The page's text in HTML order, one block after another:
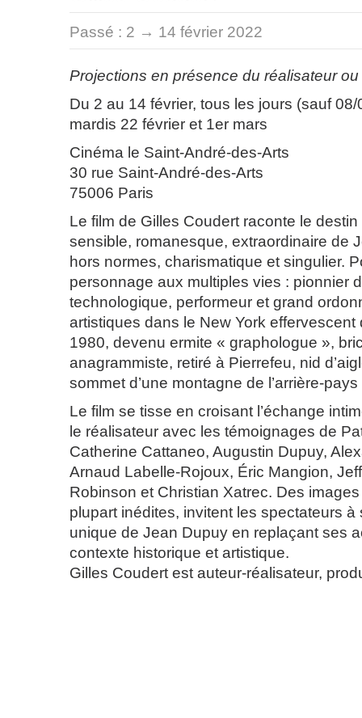
Passé : 2 → 14 février 2022
Projections en présence du réalisateur ou
Du 2 au 14 février, tous les jours (sauf
mardis 22 février et 1er mars
Cinéma le Saint-André-des-Arts
30 rue Saint-André-des-Arts
75006 Paris
Le film de Gilles Coudert raconte le
sensible, romanesque, extraordinaire de
hors normes, charismatique et singulier.
personnage aux multiples vies : pionnier
technologique, performeur et grand
artistiques dans le New York
1980, devenu ermite « graphologue »,
anagrammiste, retiré à Pierrefeu, nid
sommet d’une montagne de l’arrière-
Le film se tisse en croisant l’échange
le réalisateur avec les témoignages de
Catherine Cattaneo, Augustin Dupuy,
Arnaud Labelle-Rojoux, Éric Mangion,
Robinson et Christian Xatrec. Des
plupart inédites, invitent les spectateurs à
unique de Jean Dupuy en replaçant ses
contexte historique et artistique.
Gilles Coudert est auteur-réalisateur,